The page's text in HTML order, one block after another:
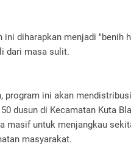
ini diharapkan menjadi "benih
dari masa sulit.
program ini akan
dusun di Kecamatan Kuta
masif untuk menjangkau
masyarakat.